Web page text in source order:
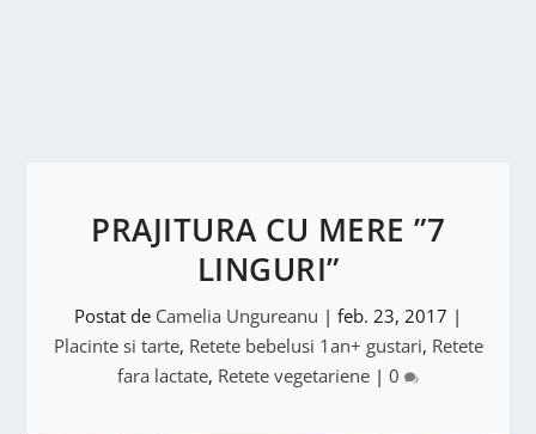
PRAJITURA CU MERE ”7
LINGURI”
Postat de Camelia Ungureanu | feb. 23, 2017 |
Placinte si tarte, Retete bebelusi 1an+ gustari, Retete
fara lactate, Retete vegetariene | 0